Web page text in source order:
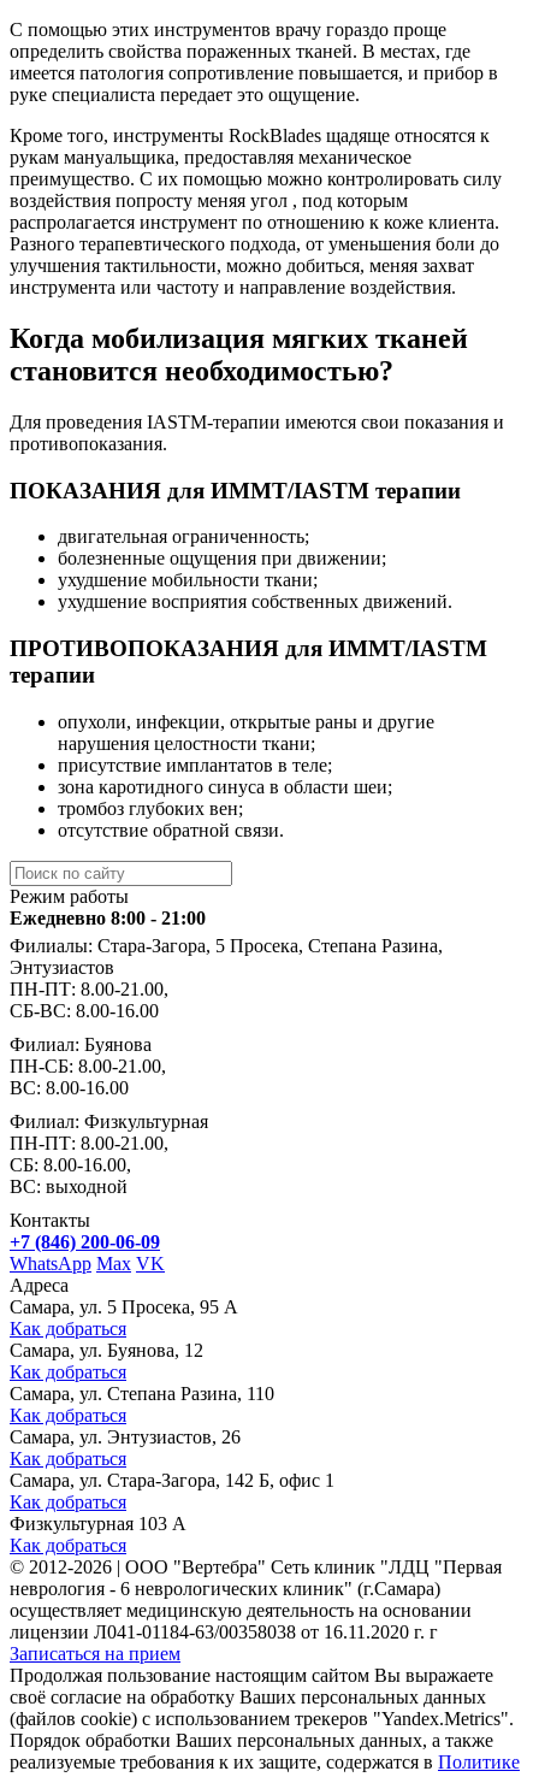
С помощью этих инструментов врачу гораздо проще
определить свойства пораженных тканей. В местах, где
имеется патология сопротивление повышается, и прибор в
руке специалиста передает это ощущение.
Кроме того, инструменты RockBlades щадяще относятся к
рукам мануальщика, предоставляя механическое
преимущество. С их помощью можно контролировать силу
воздействия попросту меняя угол , под которым
распpолагается инструмент по отношению к коже клиента.
Разного терапевтического подхода, от уменьшения боли до
улучшения тактильности, можно добиться, меняя захват
инструмента или частоту и направление воздействия.
Когда мобилизация мягких тканей
становится необходимостью?
Для проведения IASTM-терапии имеются свои показания и
противопоказания.
ПОКАЗАНИЯ для ИММТ/IASTM терапии
двигательная ограниченность;
болезненные ощущения при движении;
ухудшение мобильности ткани;
ухудшение восприятия собственных движений.
ПРОТИВОПОКАЗАНИЯ для ИММТ/IASTM
терапии
опухоли, инфекции, открытые раны и другие
нарушения целостности ткани;
присутствие имплантатов в теле;
зона каротидного синуса в области шеи;
тромбоз глубоких вен;
отсутствие обратной связи.
Режим работы
Ежедневно 8:00 - 21:00
Филиалы: Стара-Загора, 5 Просека, Степана Разина,
Энтузиастов
ПН-ПТ: 8.00-21.00,
СБ-ВС: 8.00-16.00
Филиал: Буянова
ПН-СБ: 8.00-21.00,
ВС: 8.00-16.00
Филиал: Физкультурная
ПН-ПТ: 8.00-21.00,
СБ: 8.00-16.00,
ВС: выходной
Контакты
+7 (846) 200-06-09
WhatsApp Max VK
Адреса
Самара, ул. 5 Просека, 95 А
Как добраться
Самара, ул. Буянова, 12
Как добраться
Самара, ул. Степана Разина, 110
Как добраться
Самара, ул. Энтузиастов, 26
Как добраться
Самара, ул. Стара-Загора, 142 Б, офис 1
Как добраться
Физкультурная 103 А
Как добраться
© 2012-2026 | ООО "Вертебра" Сеть клиник "ЛДЦ "Первая
неврология - 6 неврологических клиник" (г.Самара)
осуществляет медицинскую деятельность на основании
лицензии Л041-01184-63/00358038 от 16.11.2020 г. г
Записаться на прием
Продолжая пользование настоящим сайтом Вы выражаете
своё согласие на обработку Ваших персональных данных
(файлов cookie) с использованием трекеров "Yandex.Metrics".
Порядок обработки Ваших персональных данных, а также
реализуемые требования к их защите, содержатся в Политике